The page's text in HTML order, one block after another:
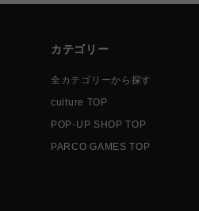
カテゴリー
全カテゴリーから探す
culture TOP
POP-UP SHOP TOP
PARCO GAMES TOP